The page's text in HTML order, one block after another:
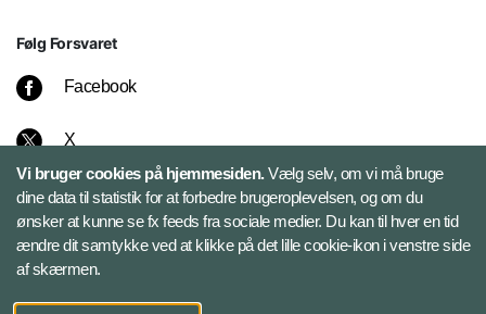
Følg Forsvaret
Facebook
X
Instagram
Bluesky
LinkedIn
Vi bruger cookies på hjemmesiden.Vælg selv, om vi må bruge
dine data til statistik for at forbedre brugeroplevelsen, og om du
ønsker at kunne se fx feeds fra sociale medier. Du kan til hver en tid
ændre dit samtykke ved at klikke på det lille cookie-ikon i venstre side
af skærmen.